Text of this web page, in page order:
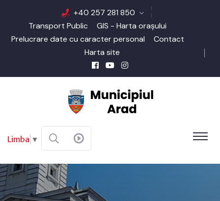
+40 257 281 850
Transport Public
GIS - Harta orașului
Prelucrare date cu caracter personal
Contact
Harta site
Limba ▼